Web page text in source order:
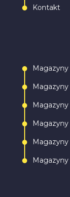
Kontakt
Magazyny
Magazyny